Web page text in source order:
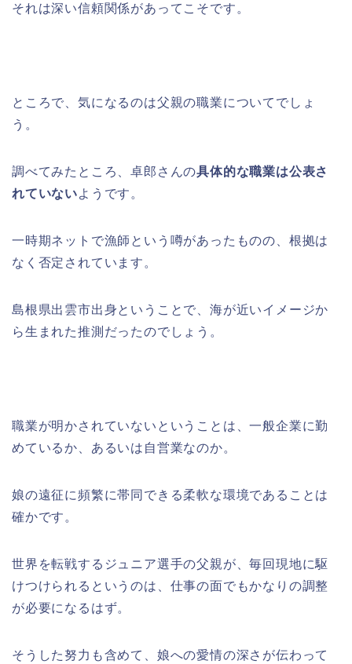
それは深い信頼関係があってこそです。
ところで、気になるのは父親の職業についてでしょ
う。
調べてみたところ、卓郎さんの具体的な職業は公表さ
れていないようです。
一時期ネットで漁師という噂があったものの、根拠は
なく否定されています。
島根県出雲市出身ということで、海が近いイメージか
ら生まれた推測だったのでしょう。
職業が明かされていないということは、一般企業に勤
めているか、あるいは自営業なのか。
娘の遠征に頻繁に帯同できる柔軟な環境であることは
確かです。
世界を転戦するジュニア選手の父親が、毎回現地に駆
けつけられるというのは、仕事の面でもかなりの調整
が必要になるはず。
そうした努力も含めて、娘への愛情の深さが伝わって